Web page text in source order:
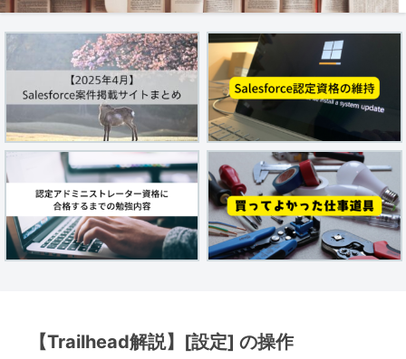
【Trailhead解説】[設定] の操作